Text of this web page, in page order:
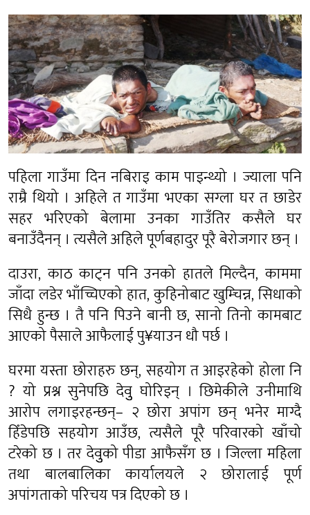
पहिला गाउँमा दिन नबिराइ काम पाइन्थ्यो । ज्याला पनि
राम्रै थियो । अहिले त गाउँमा भएका सग्ला घर त छाडेर
सहर भरिएको बेलामा उनका गाउँतिर कसैले घर
बनाउँदैनन् । त्यसैले अहिले पूर्णबहादुर पूरै बेरोजगार छन् ।
दाउरा, काठ काट्न पनि उनको हातले मिल्दैन, काममा
जाँदा लडेर भाँच्चिएको हात, कुहिनोबाट खुम्चिन्न, सिधाको
सिधै हुन्छ । तै पनि पिउने बानी छ, सानो तिनो कामबाट
आएको पैसाले आफैलाई पु¥याउन धौ पर्छ ।
घरमा यस्ता छोराहरु छन्, सहयोग त आइरहेको होला नि
? यो प्रश्न सुनेपछि देवुु घोरिइन् । छिमेकीले उनीमाथि
आरोप लगाइरहन्छन्– २ छोरा अपांग छन् भनेर माग्दै
हिँडेपछि सहयोग आउँछ, त्यसैले पूरै परिवारको खाँचो
टरेको छ । तर देवुुको पीडा आफैसँग छ । जिल्ला महिला
तथा बालबालिका कार्यालयले २ छोरालाई पूर्ण
अपांगताको परिचय पत्र दिएको छ ।